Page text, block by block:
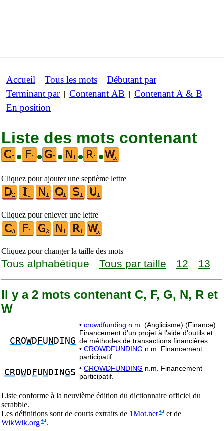
Accueil | Tous les mots | Débutant par|
Terminant par| Contenant AB | Contenant A & B |
En position
Liste des mots contenant
•
• • • •
Cliquez pour ajouter une septième lettre
Cliquez pour enlever une lettre
Cliquez pour changer la taille des mots
Tous alphabétique Tous par taille 12 13
Il y a 2 mots contenant C, F, G, N, R et
W
CROWD FU N DING
• crowdfunding n.m. (Anglicisme) (Finance)
Financement d’un projet à l’aide d’outils et
de méthodes de transactions financières…
• CROWDFUNDING n.m. Financement
participatif.
CROWD FU N DINGS • CROWDFUNDING n.m. Financement
participatif.
Liste conforme à la neuvième édition du dictionnaire officiel du
scrabble.
Les définitions sont de courts extraits de 1Mot.net
et de
WikWik.org
.